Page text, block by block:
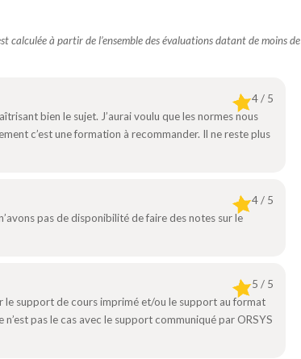
calculée à partir de l’ensemble des évaluations datant de moins de
4 / 5
bien le sujet. J’aurai voulu que les normes nous
c’est une formation à recommander. Il ne reste plus
4 / 5
pas de disponibilité de faire des notes sur le
5 / 5
le support de cours imprimé et/ou le support au format
pas le cas avec le support communiqué par ORSYS